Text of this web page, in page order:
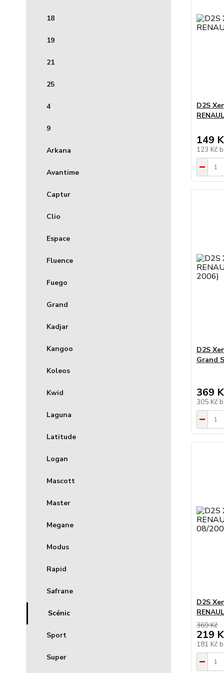
18
19
21
25
4
9
Arkana
Avantime
Captur
Clio
Espace
Fluence
Fuego
Grand
Kadjar
Kangoo
Koleos
Kwid
Laguna
Latitude
Logan
Mascott
Master
Megane
Modus
Rapid
Safrane
Scénic
Sport
Super
D2S
149
123 Kč
D2S
Grand
369
305 Kč
D2S
369 Kč
219
181 Kč